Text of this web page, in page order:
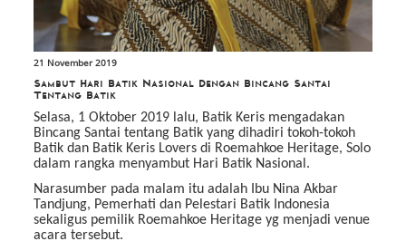
21 November 2019
Sambut Hari Batik Nasional Dengan Bincang Santai
Tentang Batik
Selasa, 1 Oktober 2019 lalu, Batik Keris mengadakan
Bincang Santai tentang Batik yang dihadiri tokoh-tokoh
Batik dan Batik Keris Lovers di Roemahkoe Heritage, Solo
dalam rangka menyambut Hari Batik Nasional.
Narasumber pada malam itu adalah Ibu Nina Akbar
Tandjung, Pemerhati dan Pelestari Batik Indonesia
sekaligus pemilik Roemahkoe Heritage yg menjadi venue
acara tersebut.